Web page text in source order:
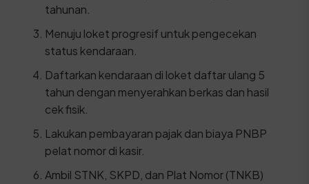
tahunan.
Menuju loket progresif untuk pengecekan
status kendaraan.
Daftarkan kendaraan di loket daftar ulang 5
tahun dengan menyerahkan berkas dan hasil
cek fisik.
Lakukan pembayaran pajak dan biaya PNBP
pelat nomor di kasir.
Ambil STNK, SKPD, dan Plat Nomor (TNKB)